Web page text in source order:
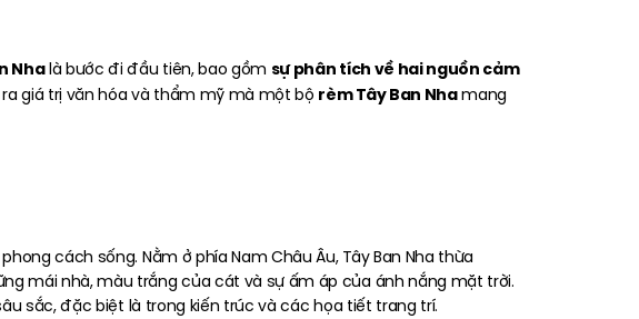
Nhalà bước đi đầu tiên, bao gồm sự phân tích về hai nguồn cảm
giá trị văn hóa và thẩm mỹ mà một bộ rèm Tây Ban Nhamang
cách sống. Nằm ở phía Nam Châu Âu, Tây Ban Nha thừa
mái nhà, màu trắng của cát và sự ấm áp của ánh nắng mặt trời.
sắc, đặc biệt là trong kiến trúc và các họa tiết trang trí.